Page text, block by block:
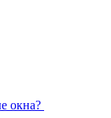
окна?